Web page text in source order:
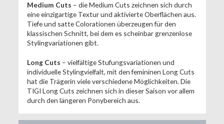
Medium Cuts – die Medium Cuts zeichnen sich durch
eine einzigartige Textur und aktivierte Oberflächen aus.
Tiefe und satte Colorationen überzeugen für den
klassischen Schnitt, bei dem es scheinbar grenzenlose
Stylingvariationen gibt.
Long Cuts – vielfältige Stufungsvariationen und
individuelle Stylingvielfalt, mit den femininen Long Cuts
hat die Trägerin viele verschiedene Möglichkeiten. Die
TIGI Long Cuts zeichnen sich in dieser Saison vor allem
durch den längeren Ponybereich aus.